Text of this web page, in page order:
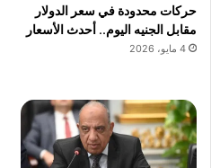
حركات محدودة في سعر الدولار
مقابل الجنيه اليوم.. أحدث الأسعار
4 مايو، 2026